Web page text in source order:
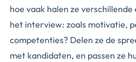
hoe vaak halen ze
het interview: zoals motivatie,
competenties? Delen ze de
met kandidaten, en passen ze